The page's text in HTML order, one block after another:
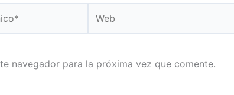
navegador para la próxima vez que comente.